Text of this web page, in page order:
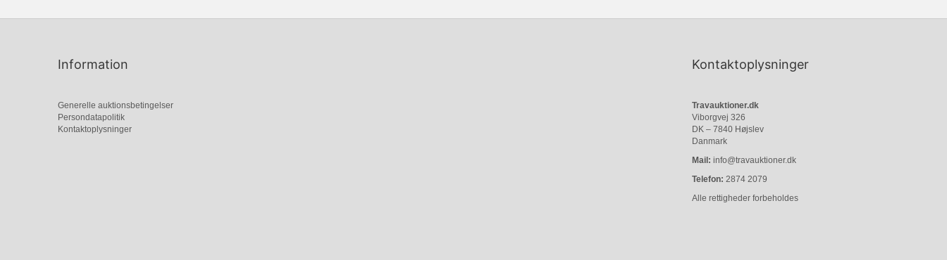
Information
Generelle auktionsbetingelser
Persondatapolitik
Kontaktoplysninger
Kontaktoplysninger
Travauktioner.dk
Viborgvej 326
DK – 7840 Højslev
Danmark
Mail: info@travauktioner.dk
Telefon: 2874 2079
Alle rettigheder forbeholdes